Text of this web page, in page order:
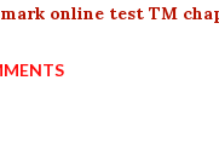
online test TM